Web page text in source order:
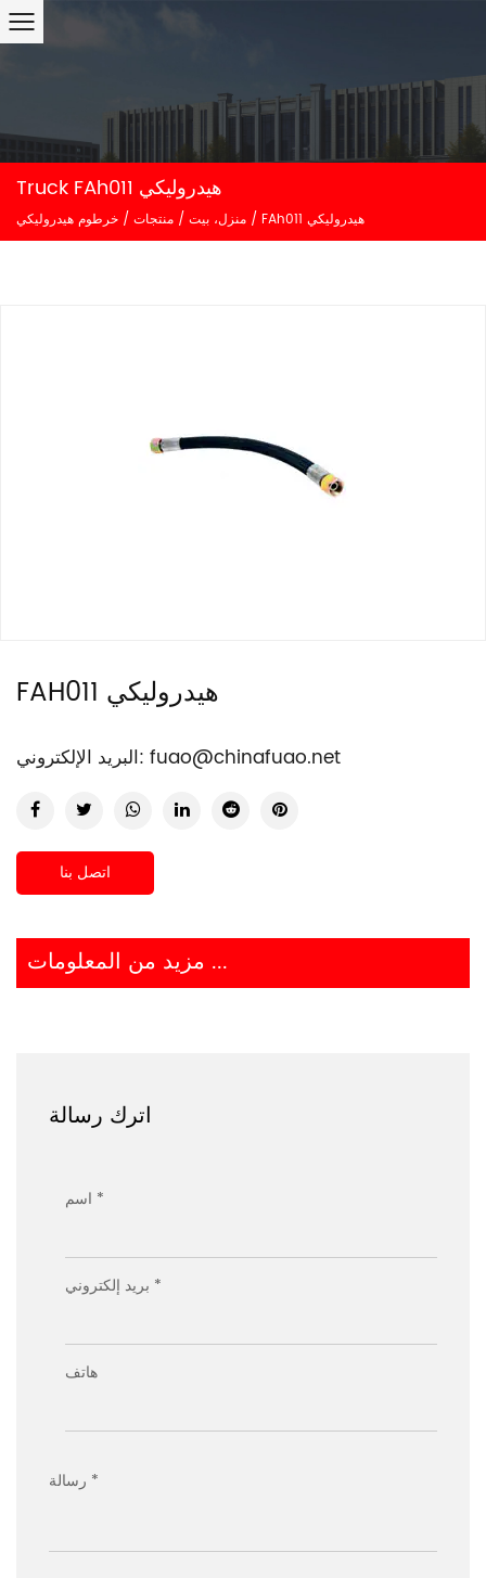
Truck FAh011 هيدروليكي
منزل، بيت / منتجات / خرطوم هيدروليكي / FAh011 هيدروليكي
FAH011 هيدروليكي
البريد الإلكتروني: fuao@chinafuao.net
اتصل بنا
مزيد من المعلومات ...
اترك رسالة
اسم *
بريد إلكتروني *
هاتف
رسالة *